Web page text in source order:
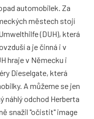
automobilek. Za
kých městech stojí
(DUH), která
a je činná i v
hraje v Německu i
Dieselgate, která
A můžeme se jen
náhlý odchod Herberta
snažil "očistit" image